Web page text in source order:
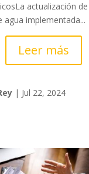
actualización
agua implementada...
Leer más
| Jul 22, 2024